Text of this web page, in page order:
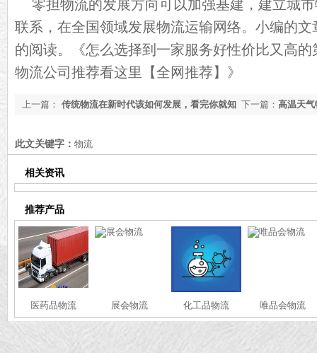
零担物流的发展方向可以加强基建，建立城
联系，在全国领域发展物流运输网络。小编的
的阅读。
《怎么选择到一家服务好性价比又高
物流公司推荐看这里【全网推荐】》
下一篇： 高温天
上一篇： 传统物流在新时代该如何发展，看完你就知
此文关键字： 物流
相关资讯
推荐产品
医药品物流 展会物流 化工品物流 唯品会物流